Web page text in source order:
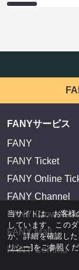
FANYサービス
FANY
FANY Ticket
FANY Online
FANY Channel
FANY
FANY Mall
FANY Commu
当サイトは、お客
しています。この
か、詳細を確認した
リシー]をご参照くだ